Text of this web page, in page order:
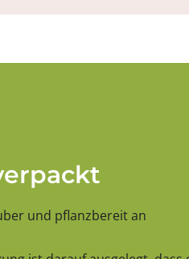
und pflanzbereit an